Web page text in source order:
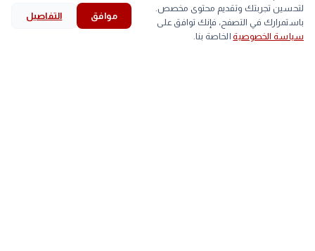
لحوم بيض كتاكيت بط
الصنف
home
الرئيسية
explore
استكشف
history
bookmark
search
لتحسين تجربتك وتقديم محتوى مخصص.
باستمرارك في التصفح، فإنك توافق على
سياسة الخصوصية الخاصة بنا.
موافق التفاصيل